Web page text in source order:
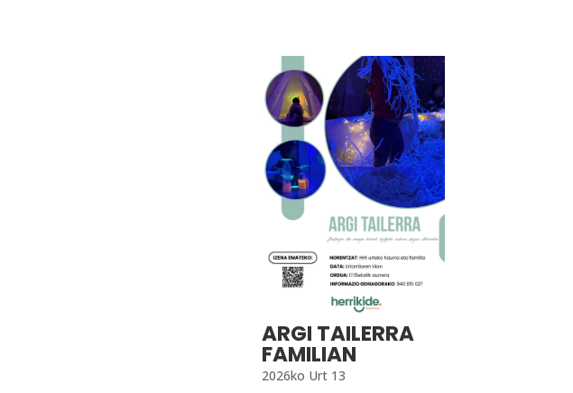
ARGI TAILERRA
FAMILIAN
2026ko Urt 13